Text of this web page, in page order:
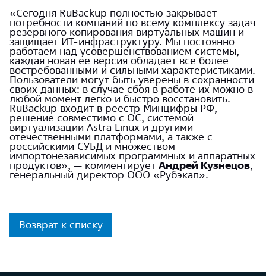
«Сегодня RuBackup полностью закрывает
потребности компаний по всему комплексу задач
резервного копирования виртуальных машин и
защищает ИТ-инфраструктуру. Мы постоянно
работаем над усовершенствованием системы,
каждая новая ее версия обладает все более
востребованными и сильными характеристиками.
Пользователи могут быть уверены в сохранности
своих данных: в случае сбоя в работе их можно в
любой момент легко и быстро восстановить.
RuBackup входит в реестр Минцифры РФ,
решение совместимо с ОС, системой
виртуализации Astra Linux и другими
отечественными платформами, а также с
российскими СУБД и множеством
импортонезависимых программных и аппаратных
продуктов», — комментирует Андрей Кузнецов
генеральный директор ООО «Рубэкап».
Возврат к списку